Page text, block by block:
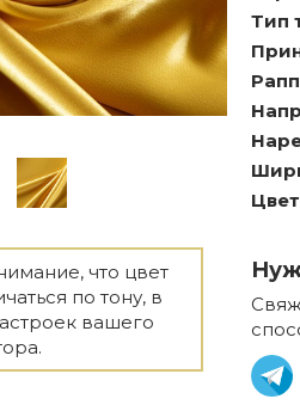
что цвет
по тону, в
вашего
Тип